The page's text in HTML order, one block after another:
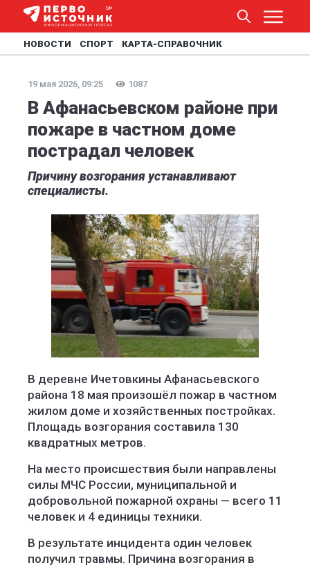
НОВОСТИ СПОРТ КАРТА-СПРАВОЧНИК
19 мая 2026, 09:25 1087
В Афанасьевском районе при
пожаре в частном доме
пострадал человек
Причину возгорания устанавливают
специалисты.
В деревне Ичетовкины Афанасьевского
района 18 мая произошёл пожар в частном
жилом доме и хозяйственных постройках.
Площадь возгорания составила 130
квадратных метров.
На место происшествия были направлены
силы МЧС России, муниципальной и
добровольной пожарной охраны — всего 11
человек и 4 единицы техники.
В результате инцидента один человек
получил травмы. Причина возгорания в